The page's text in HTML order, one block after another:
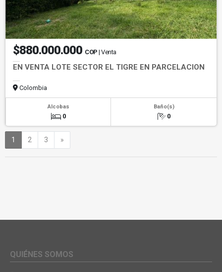
$880.000.000 COP | Venta
EN VENTA LOTE SECTOR EL TIGRE EN PARCELACION
Colombia
Alcobas
0
Baño(s)
0
1 2 3 »
QUIÉNES SOMOS